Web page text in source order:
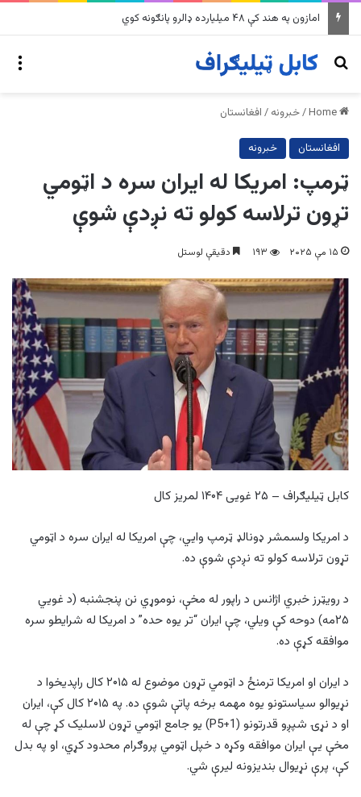
په وینزویلا کې زورورو زلزلو پراخ زیانونه اړولي
Search for
/خبرونه / افغانستان
افغانستان خبرونه
ټرمپ: امریکا له ایران سره د اټومي
تړون ترلاسه کولو ته نږدې شوې
۱۵ مې ۲۰۲۵ ۱۹۳ دقیقې لوستل
کابل ټیلیګراف – ۲۵ غویی ۱۴۰۴ لمریز کال
د امریکا ولسمشر ډونالډ ټرمپ وایي، چې امریکا له ایران سره د اټومي
تړون ترلاسه کولو ته نږدې شوې ده.
د رویټرز خبري اژانس د راپور له مخې، نوموړي نن پنجشنبه (د غويي
۲۵مه) دوحه کې ویلي، چې ایران “تر یوه حده” د امریکا له شرایطو سره
موافقه کړې ده.
د ایران او امریکا ترمنځ د اټومي تړون موضوع له ۲۰۱۵ کال راپدیخوا د
نړیوالو سیاستونو یوه مهمه برخه پاتې شوې ده. په ۲۰۱۵ کال کې، ایران
او د نړۍ شپږو قدرتونو (P5+1) یو جامع اټومي تړون لاسلیک کړ چې له
مخې یې ایران موافقه وکړه د خپل اټومي پروګرام محدود کړي، او په بدل
کې، پرې نړیوال بندیزونه لیرې شي.